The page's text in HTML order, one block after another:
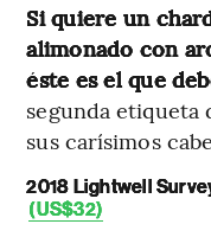
Si quiere un
alimonado con
éste es el que
segunda etiqueta
sus carísimos
2018 Lightwell
(US$32)